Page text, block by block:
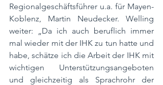
Regionalgeschäftsführer u.a. für Mayen-
Koblenz, Martin Neudecker. Welling
weiter: „Da ich auch beruflich immer
mal wieder mit der IHK zu tun hatte und
habe, schätze ich die Arbeit der IHK mit
wichtigen Unterstützungsangeboten
und gleichzeitig als Sprachrohr der